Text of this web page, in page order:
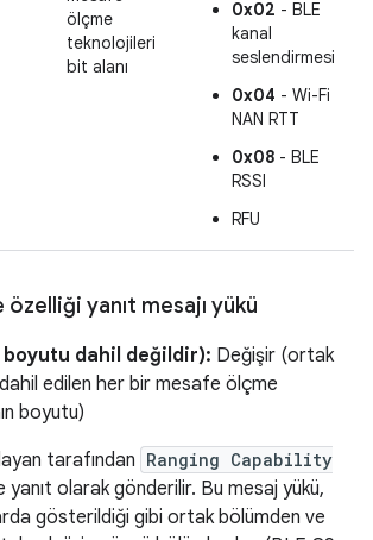
ölçme
teknolojileri
bit alanı
0x02 - BLE
kanal
seslendirmesi
0x04 - Wi-Fi
NAN RTT
0x08 - BLE
RSSI
RFU
yanıt mesajı yükü
dahil değildir): Değişir (ortak
dahil edilen her bir mesafe ölçme
boyutu)
tarafından Ranging Capability
yanıt olarak gönderilir. Bu mesaj yükü,
gösterildiği gibi ortak bölümden ve